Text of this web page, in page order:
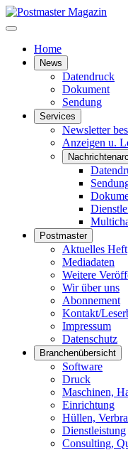
Home
News
Datendruck
Dokument
Sendung
Services
Newsletter
Anzeigen u.
Postmaster
Aktuelles Heft
Mediadaten
Weitere
Wir über uns
Abonnement
Kontakt/
Impressum
Datenschutz
Branchenübersicht
Software
Druck
Maschinen,
Einrichtung
Hüllen,
Dienstleistung
Consulting,